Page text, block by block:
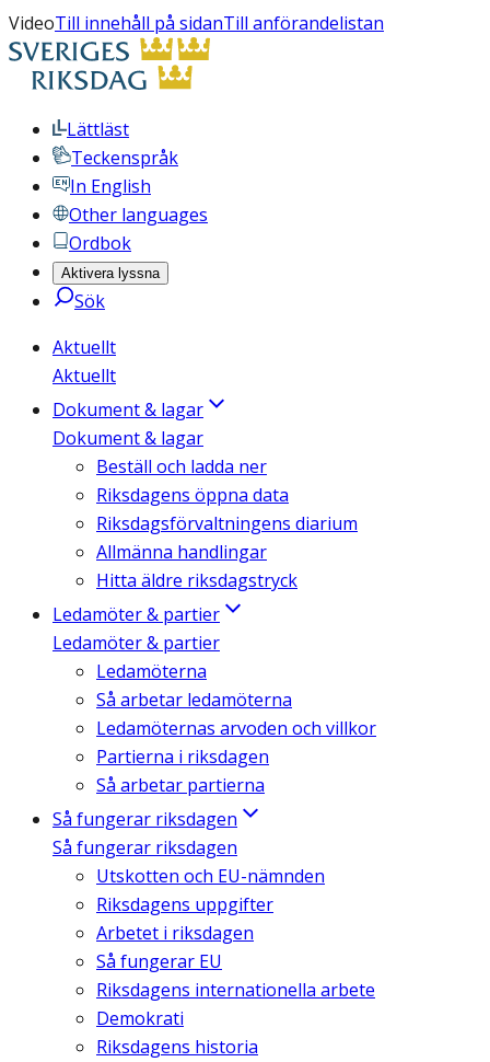
VideoTill innehåll på sidanTill anförandelistan
Lättläst
Teckenspråk
In English
Other languages
Ordbok
Aktivera lyssna
Sök
Aktuellt
Aktuellt
Dokument & lagar
Dokument & lagar
Beställ och ladda ner
Riksdagens öppna data
Riksdagsförvaltningens diarium
Allmänna handlingar
Hitta äldre riksdagstryck
Ledamöter & partier
Ledamöter & partier
Ledamöterna
Så arbetar ledamöterna
Ledamöternas arvoden och villkor
Partierna i riksdagen
Så arbetar partierna
Så fungerar riksdagen
Så fungerar riksdagen
Utskotten och EU-nämnden
Riksdagens uppgifter
Arbetet i riksdagen
Så fungerar EU
Riksdagens internationella arbete
Demokrati
Riksdagens historia